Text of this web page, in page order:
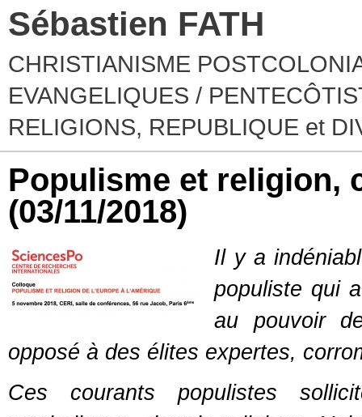
Sébastien FATH
CHRISTIANISME
EVANGELIQUES /
RELIGIONS, REPUBLIQUE et
Populisme et religion,
(03/11/2018)
Il y a
populiste qui
au pouvoir
opposé à des élites expertes,
Ces courants populistes